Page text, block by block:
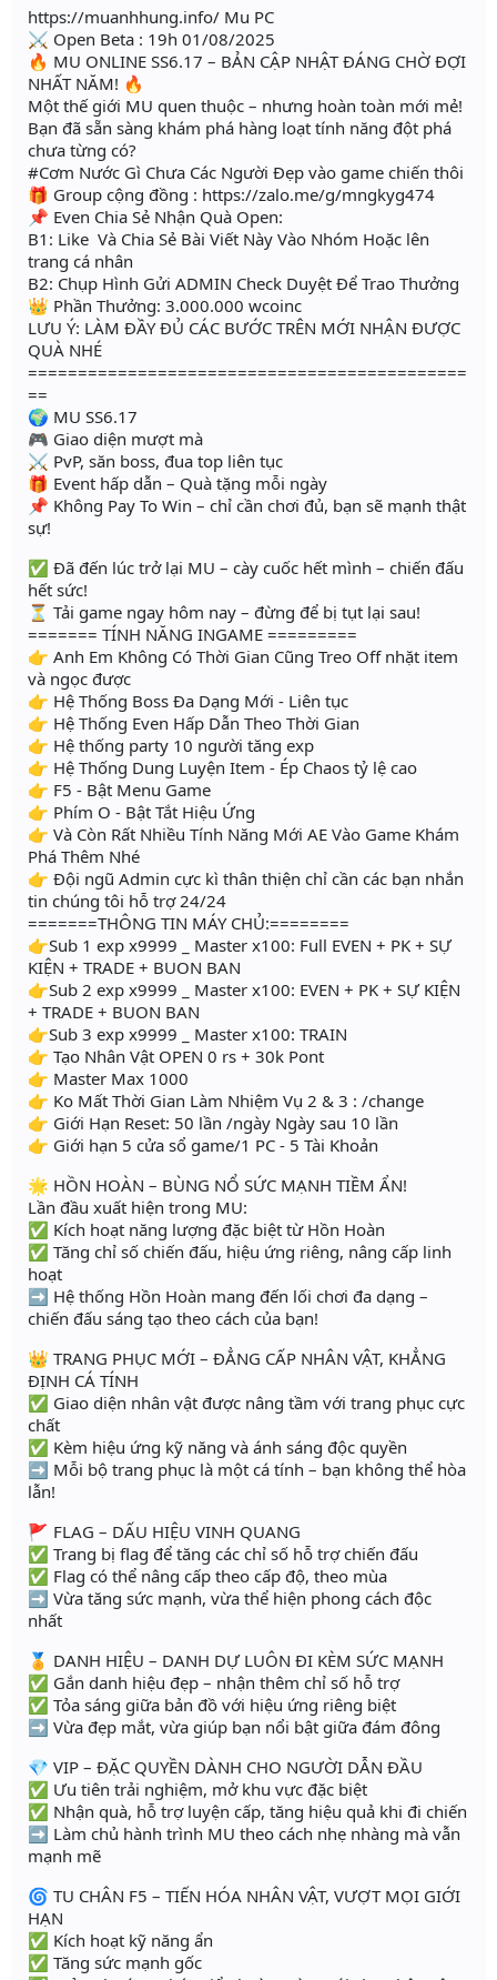
https://muanhhung.info/ Mu PC
⚔ Open Beta : 19h 01/08/2025
🔥 MU ONLINE SS6.17 – BẢN CẬP NHẬT ĐÁNG CHỜ ĐỢI
NHẤT NĂM! 🔥
Một thế giới MU quen thuộc – nhưng hoàn toàn mới mẻ!
Bạn đã sẵn sàng khám phá hàng loạt tính năng đột phá
chưa từng có?
#Cơm Nước Gì Chưa Các Người Đẹp vào game chiến thôi
🎁 Group cộng đồng : https://zalo.me/g/mngkyg474
📌 Even Chia Sẻ Nhận Quà Open:
B1: Like Và Chia Sẻ Bài Viết Này Vào Nhóm Hoặc lên
trang cá nhân
B2: Chụp Hình Gửi ADMIN Check Duyệt Để Trao Thưởng
👑 Phần Thưởng: 3.000.000 wcoinc
LƯU Ý: LÀM ĐẦY ĐỦ CÁC BƯỚC TRÊN MỚI NHẬN ĐƯỢC
QUÀ NHÉ
============================================
==
🌍 MU SS6.17
🎮 Giao diện mượt mà
⚔️ PvP, săn boss, đua top liên tục
🎁 Event hấp dẫn – Quà tặng mỗi ngày
📌 Không Pay To Win – chỉ cần chơi đủ, bạn sẽ mạnh thật
sự!
✅ Đã đến lúc trở lại MU – cày cuốc hết mình – chiến đấu
hết sức!
⏳ Tải game ngay hôm nay – đừng để bị tụt lại sau!
======= TÍNH NĂNG INGAME =========
👉 Anh Em Không Có Thời Gian Cũng Treo Off nhặt item
và ngọc được
👉 Hệ Thống Boss Đa Dạng Mới - Liên tục
👉 Hệ Thống Even Hấp Dẫn Theo Thời Gian
👉 Hệ thống party 10 người tăng exp
👉 Hệ Thống Dung Luyện Item - Ép Chaos tỷ lệ cao
👉 F5 - Bật Menu Game
👉 Phím O - Bật Tắt Hiệu Ứng
👉 Và Còn Rất Nhiều Tính Năng Mới AE Vào Game Khám
Phá Thêm Nhé
👉 Đội ngũ Admin cực kì thân thiện chỉ cần các bạn nhắn
tin chúng tôi hỗ trợ 24/24
=======THÔNG TIN MÁY CHỦ:========
👉Sub 1 exp x9999 _ Master x100: Full EVEN + PK + SỰ
KIỆN + TRADE + BUON BAN
👉Sub 2 exp x9999 _ Master x100: EVEN + PK + SỰ KIỆN
+ TRADE + BUON BAN
👉Sub 3 exp x9999 _ Master x100: TRAIN
👉 Tạo Nhân Vật OPEN 0 rs + 30k Pont
👉 Master Max 1000
👉 Ko Mất Thời Gian Làm Nhiệm Vụ 2 & 3 : /change
👉 Giới Hạn Reset: 50 lần /ngày Ngày sau 10 lần
👉 Giới hạn 5 cửa sổ game/1 PC - 5 Tài Khoản
🌟 HỒN HOÀN – BÙNG NỔ SỨC MẠNH TIỀM ẨN!
Lần đầu xuất hiện trong MU:
✅ Kích hoạt năng lượng đặc biệt từ Hồn Hoàn
✅ Tăng chỉ số chiến đấu, hiệu ứng riêng, nâng cấp linh
hoạt
➡️ Hệ thống Hồn Hoàn mang đến lối chơi đa dạng –
chiến đấu sáng tạo theo cách của bạn!
👑 TRANG PHỤC MỚI – ĐẲNG CẤP NHÂN VẬT, KHẲNG
ĐỊNH CÁ TÍNH
✅ Giao diện nhân vật được nâng tầm với trang phục cực
chất
✅ Kèm hiệu ứng kỹ năng và ánh sáng độc quyền
➡️ Mỗi bộ trang phục là một cá tính – bạn không thể hòa
lẫn!
🚩 FLAG – DẤU HIỆU VINH QUANG
✅ Trang bị flag để tăng các chỉ số hỗ trợ chiến đấu
✅ Flag có thể nâng cấp theo cấp độ, theo mùa
➡️ Vừa tăng sức mạnh, vừa thể hiện phong cách độc
nhất
🏅 DANH HIỆU – DANH DỰ LUÔN ĐI KÈM SỨC MẠNH
✅ Gắn danh hiệu đẹp – nhận thêm chỉ số hỗ trợ
✅ Tỏa sáng giữa bản đồ với hiệu ứng riêng biệt
➡️ Vừa đẹp mắt, vừa giúp bạn nổi bật giữa đám đông
💎 VIP – ĐẶC QUYỀN DÀNH CHO NGƯỜI DẪN ĐẦU
✅ Ưu tiên trải nghiệm, mở khu vực đặc biệt
✅ Nhận quà, hỗ trợ luyện cấp, tăng hiệu quả khi đi chiến
➡️ Làm chủ hành trình MU theo cách nhẹ nhàng mà vẫn
mạnh mẽ
🌀 TU CHÂN F5 – TIẾN HÓA NHÂN VẬT, VƯỢT MỌI GIỚI
HẠN
✅ Kích hoạt kỹ năng ẩn
✅ Tăng sức mạnh gốc